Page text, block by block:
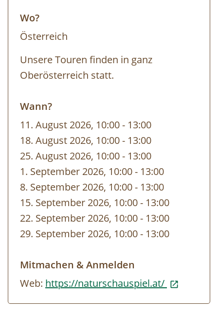
Wo?
Österreich
Unsere Touren finden in ganz
Oberösterreich statt.
Wann?
11. August 2026, 10:00- bis
13:00
18. August 2026, 10:00- bis
13:00
25. August 2026, 10:00- bis
13:00
1. September 2026, 10:00- bis
13:00
8. September 2026, 10:00- bis
13:00
15. September 2026, 10:00- bis
13:00
22. September 2026, 10:00- bis
13:00
29. September 2026, 10:00- bis
13:00
Mitmachen & Anmelden
Web: https://naturschauspiel.at/